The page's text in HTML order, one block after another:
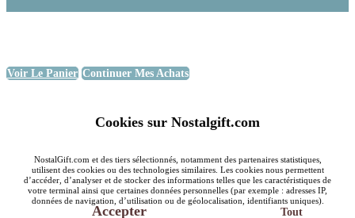
Voir Le Panier Continuer Mes Achats
Cookies sur Nostalgift.com
NostalGift.com et des tiers sélectionnés, notamment des partenaires statistiques,
utilisent des cookies ou des technologies similaires. Les cookies nous permettent
d’accéder, d’analyser et de stocker des informations telles que les caractéristiques de
votre terminal ainsi que certaines données personnelles (par exemple : adresses IP,
données de navigation, d’utilisation ou de géolocalisation, identifiants uniques).
Accepter
Tout